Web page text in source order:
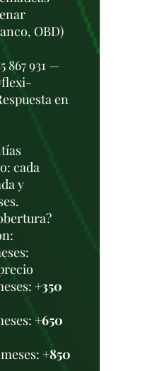
OBD)
867 931 —
en
cada
y
+350
+650
+850